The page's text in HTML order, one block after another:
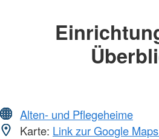
Alten- und Pflegeheime
Karte: Link zur Google